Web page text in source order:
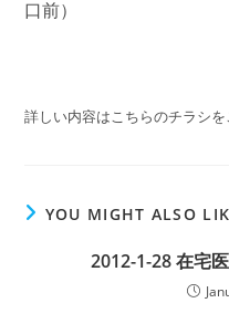
口前）
詳しい内容はこちらのチラシを
YOU MIGHT ALSO
2012-1-28 在宅